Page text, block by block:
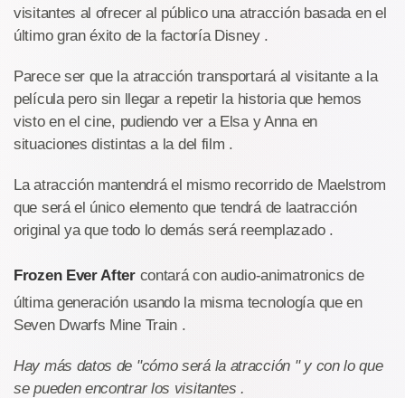
visitantes al ofrecer al público una atracción basada en el
último gran éxito de la factoría Disney .
Parece ser que la atracción transportará al visitante a la
película pero sin llegar a repetir la historia que hemos
visto en el cine, pudiendo ver a Elsa y Anna en
situaciones distintas a la del film .
La atracción mantendrá el mismo recorrido de Maelstrom
que será el único elemento que tendrá de laatracción
original ya que todo lo demás será reemplazado .
Frozen Ever Aftercontará con audio-animatronics de
última generación usando la misma tecnología que en
Seven Dwarfs Mine Train .
Hay más datos de "cómo será la atracción " y con lo que
se pueden encontrar los visitantes .